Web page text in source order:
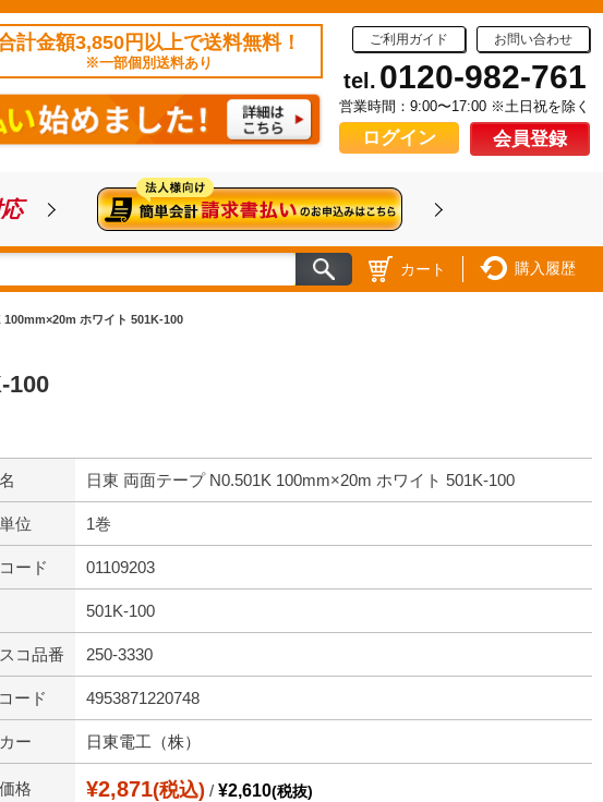
計金額3,850円以上で送料無料！
※一部個別送料あり
ご利用ガイド お問い合わせ
tel. 0120-982-761
営業時間：9:00〜17:00 ※土日祝を除く
ログイン 会員登録
カート 購入履歴
100mm×20m ホワイト 501K-100
100
日東 両面テープ N0.501K 100mm×20m ホワイト 501K-100
位 1巻
ード 01109203
501K-100
コ品番 250-3330
ード 4953871220748
ー 日東電工（株）
格 ¥2,871(税込) / ¥2,610(税抜)